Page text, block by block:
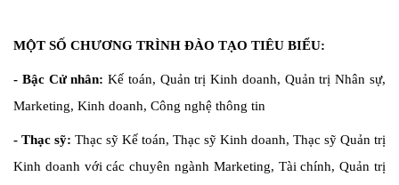
MỘT SỐ CHƯƠNG TRÌNH ĐÀO TẠO TIÊU BIỂU:
- Bậc Cử nhân: Kế toán, Quản trị Kinh doanh, Quản trị Nhân sự,
Marketing, Kinh doanh, Công nghệ thông tin
- Thạc sỹ: Thạc sỹ Kế toán, Thạc sỹ Kinh doanh, Thạc sỹ Quản trị
Kinh doanh với các chuyên ngành Marketing, Tài chính, Quản trị